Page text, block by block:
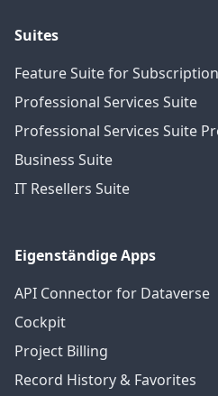
Suites
Feature Suite for
Professional Services Suite
Professional Services Suite
Business Suite
IT Resellers Suite
Eigenständige Apps
API Connector for Dataverse
Cockpit
Project Billing
Record History & Favorites